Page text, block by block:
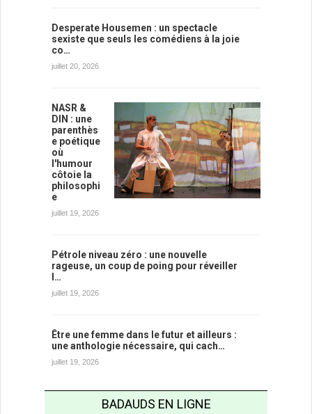
Desperate Housemen : un spectacle
sexiste que seuls les comédiens à la joie
co…
juillet 20, 2026
NASR &
DIN : une
parenthès
e poétique
où
l'humour
côtoie la
philosophi
e
juillet 19, 2026
Pétrole niveau zéro : une nouvelle
rageuse, un coup de poing pour réveiller
l…
juillet 19, 2026
Être une femme dans le futur et ailleurs :
une anthologie nécessaire, qui cach…
juillet 19, 2026
BADAUDS EN LIGNE